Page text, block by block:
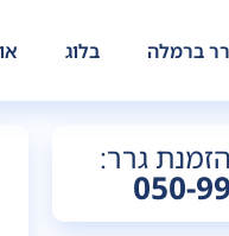
ברמלה בלוג
גרר:
050-